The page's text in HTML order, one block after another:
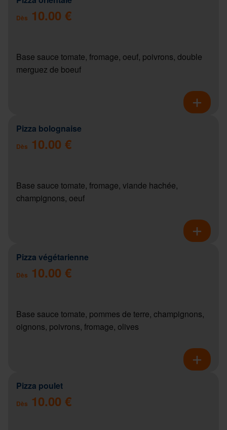
Dès 10.00 €
Base sauce tomate, fromage, oeuf, poivrons, double
merguez de boeuf
Pizza bolognaise
Dès 10.00 €
Base sauce tomate, fromage, viande hachée,
champignons, oeuf
Pizza végétarienne
Dès 10.00 €
Base sauce tomate, pommes de terre, champignons,
oignons, poivrons, fromage, olives
Pizza poulet
Dès 10.00 €